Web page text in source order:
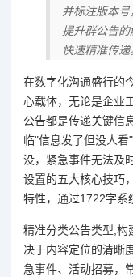
并标注版本
提升群公告
快速精准传递
在数字化沟通盛行的
心载体，无论是企业
公告都是传递关键信
临"信息发了但没人
没，紧急事件无法及
设置的五大核心技巧
特性，通过1722字系
精准分类公告类型,构
决于内容定位的清晰
急事件、活动招募，